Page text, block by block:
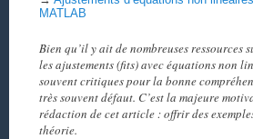
MATLAB
Bien qu’il y ait de nombreuses ressources
les ajustements (fits) avec équations non
souvent critiques pour la bonne
très souvent défaut. C’est la majeure
rédaction de cet article : offrir des
théorie.